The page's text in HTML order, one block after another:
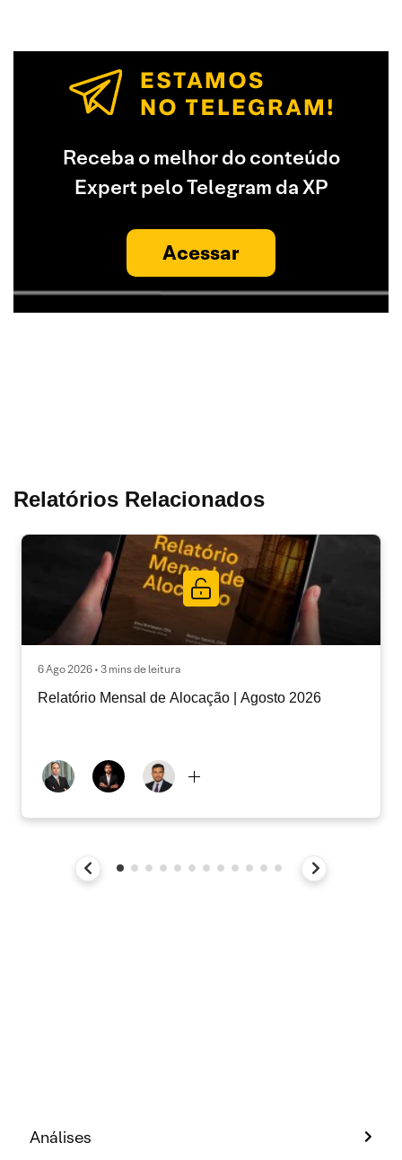
Receba o melhor do conteúdo
Expert pelo Telegram da XP
Acessar
Relatórios Relacionados
6 Ago 2026 • 3 mins de leitura
Relatório Mensal de Alocação | Agosto 2026
Análises